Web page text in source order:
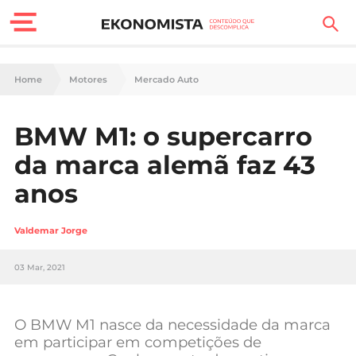
Finanças Pessoais
Carreira
Casa
Lifestyle
Sociedade
Negócios
Home Motores Mercado Auto
BMW M1: o supercarro
da marca alemã faz 43
anos
Valdemar Jorge
03 Mar, 2021
O BMW M1 nasce da necessidade da marca
em participar em competições de